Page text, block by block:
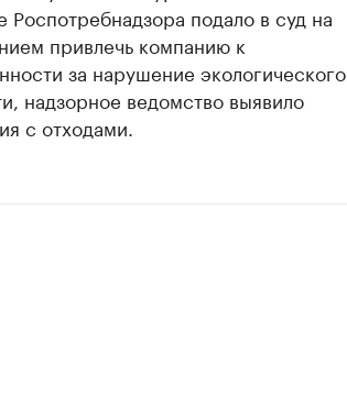
подало в суд на
привлечь компанию к
за нарушение экологического
надзорное ведомство выявило
с отходами.